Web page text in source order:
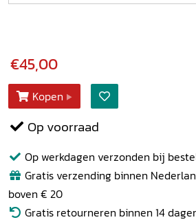
€45,00
Kopen
Op voorraad
Op werkdagen verzonden bij
Gratis verzending binnen
boven € 20
Gratis retourneren binnen 14